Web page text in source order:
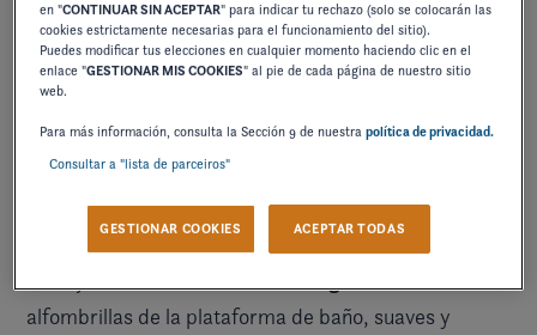
nuevos detalles icónicos
alfombrillas de la plataforma de baño, suaves y
en "CONTINUAR SIN ACEPTAR" para indicar tu rechazo (solo se colocarán las
cookies estrictamente necesarias para el funcionamiento del sitio).
Puedes modificar tus elecciones en cualquier momento haciendo clic en el
enlace "GESTIONAR MIS COOKIES" al pie de cada página de nuestro sitio
web.
Para más información, consulta la Sección 9 de nuestrapolítica de privacidad.
Consultar a "lista de parceiros"
GESTIONAR COOKIES ACEPTAR TODAS